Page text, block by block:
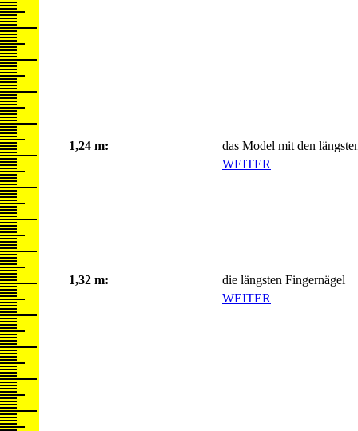
1,24 m:
das Model mit den
WEITER
1,32 m:
die längsten Fingernägel
WEITER